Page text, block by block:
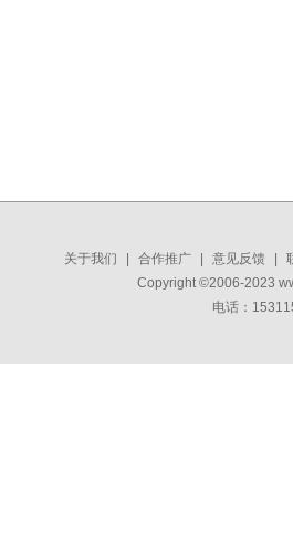
关于我们 合作推广 意见反馈
Copyright ©2006-2023
电话：